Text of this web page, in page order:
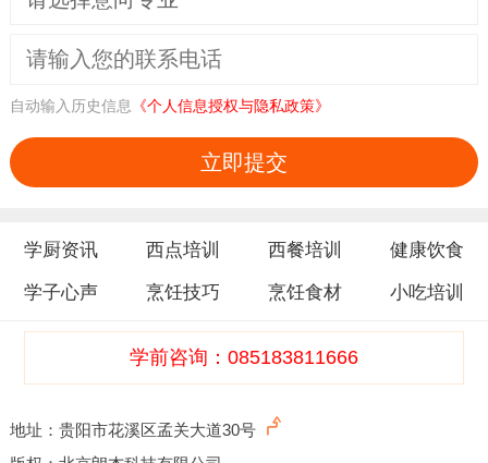
自动输入历史信息 《个人信息授权与隐私政策》
立即提交
学厨资讯 西点培训 西餐培训 健康饮食
学子心声 烹饪技巧 烹饪食材 小吃培训
学前咨询：085183811666
地址：贵阳市花溪区孟关大道30号